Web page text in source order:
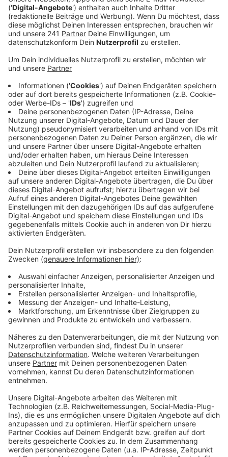
Anzeige
Los ging es gegen Mittag mit einer
Auftaktkundgebung an der Marienburgerstraße in
Küppersteg. Von dort fuhr der Korso zur Deutzer
Werft in Köln. Anlass war ein hoher russischer Feiertag
am Montag. Die Teilnehmer hatten von der Polizei
strikte Auflagen bekommen: Die staatliche Integrität
der Ukraine durfte nicht in Frage gestellt werden,
außerdem durften keine „Z“- und „V“-Symbole gezeigt
werden. Hierbei handelt es sich um Militär- und
Propagandazeichen. Wie die Polizei jetzt berichtet, sei
alles den Auflagen entsprechend abgelaufen. Auch mit
angemeldeten Gegenveranstaltungen in Köln habe es
keine Auseinandersetzungen gegeben.
Anzeige
Weitere Meldungen aus Leverkusen
Anzeige
Mutmaßlicher Missbrauchspriester lehrte auch in
Fahrraddemo in Leverkusen
Landtag beschäftigt sich mit tödlicher
Messerattacke in Leverkusen
Anzeige